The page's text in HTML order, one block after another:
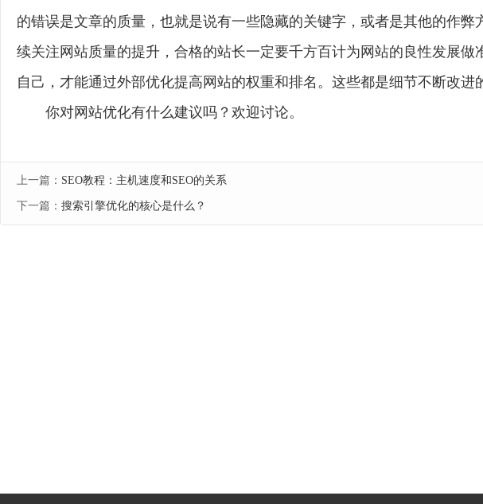
的错误是文章的质量，也就是说有一些隐藏的关键字，或者是其他的作
续关注网站质量的提升，合格的站长一定要千方百计为网站的良性发展
自己，才能通过外部优化提高网站的权重和排名。这些都是细节不断改进
你对网站优化有什么建议吗？欢迎讨论。
上一篇： SEO教程：主机速度和SEO的关系
下一篇： 搜索引擎优化的核心是什么？